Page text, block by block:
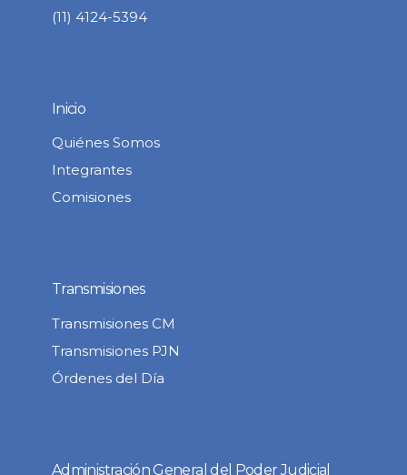
(11) 4124-5394
Inicio
Quiénes Somos
Integrantes
Comisiones
Transmisiones
Transmisiones CM
Transmisiones PJN
Órdenes del Día
Administración General del Poder Judicial